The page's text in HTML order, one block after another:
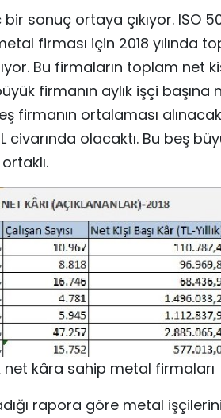
sonuç ortaya çıkıyor. ISO
firması için 2018 yılında
Bu firmaların toplam net
firmanın aylık işçi başına
firmanın ortalaması alınacak
civarında olacaktı. Bu beş
net kâra sahip metal firmaları
rapora göre metal